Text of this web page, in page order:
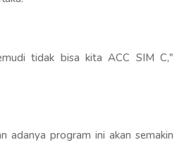
tidak bisa kita ACC SIM C,"
adanya program ini akan semakin